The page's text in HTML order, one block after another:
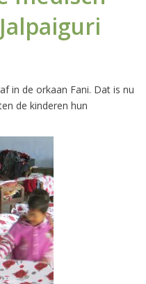
in de orkaan Fani. Dat is nu
de kinderen hun